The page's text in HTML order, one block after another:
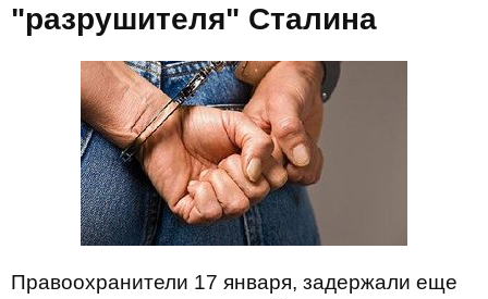
"разрушителя" Сталина
Правоохранители 17 января, задержали еще